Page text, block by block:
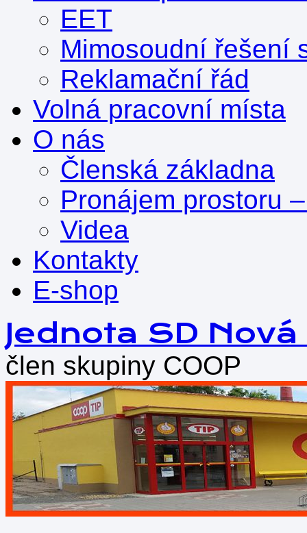
EET
Mimosoudní řešení
Reklamační řád
Volná pracovní místa
O nás
Členská základna
Pronájem prostoru
Videa
Kontakty
E-shop
Přejít
obsahu
webu
Jednota SD
člen skupiny COOP